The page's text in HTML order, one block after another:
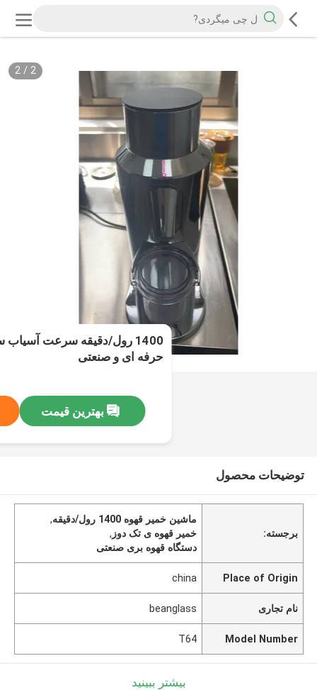
2
/
2
1400 رول/دقیقه سرعت
حرفه ای و صنعتی
بهترین قیمت
توضیحات محصول
برجسته:
ماشین خمیر قهوه 1400 رول/دقیقه
,
خمیر قهوه ی تک دوز ,
دستگاه قهوه بری صنعتی
Place of Origin
china
نام تجاری beanglass
Model Number
T64
بیشتر ببینید